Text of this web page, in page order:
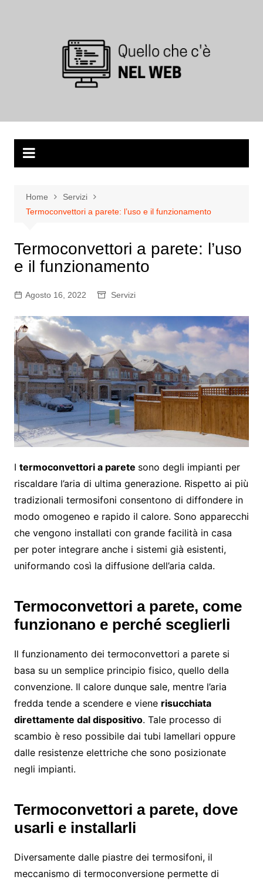
Home
Servizi
Termoconvettori a parete: l’uso e il funzionamento
Termoconvettori a parete: l’uso
e il funzionamento
Agosto 16, 2022 Servizi
I termoconvettori a parete sono degli impianti per
riscaldare l’aria di ultima generazione. Rispetto ai più
tradizionali termosifoni consentono di diffondere in
modo omogeneo e rapido il calore. Sono apparecchi
che vengono installati con grande facilità in casa
per poter integrare anche i sistemi già esistenti,
uniformando così la diffusione dell’aria calda.
Termoconvettori a parete, come
funzionano e perché sceglierli
Il funzionamento dei termoconvettori a parete si
basa su un semplice principio fisico, quello della
convenzione. Il calore dunque sale, mentre l’aria
fredda tende a scendere e viene risucchiata
direttamente dal dispositivo. Tale processo di
scambio è reso possibile dai tubi lamellari oppure
dalle resistenze elettriche che sono posizionate
negli impianti.
Termoconvettori a parete, dove
usarli e installarli
Diversamente dalle piastre dei termosifoni, il
meccanismo di termoconversione permette di